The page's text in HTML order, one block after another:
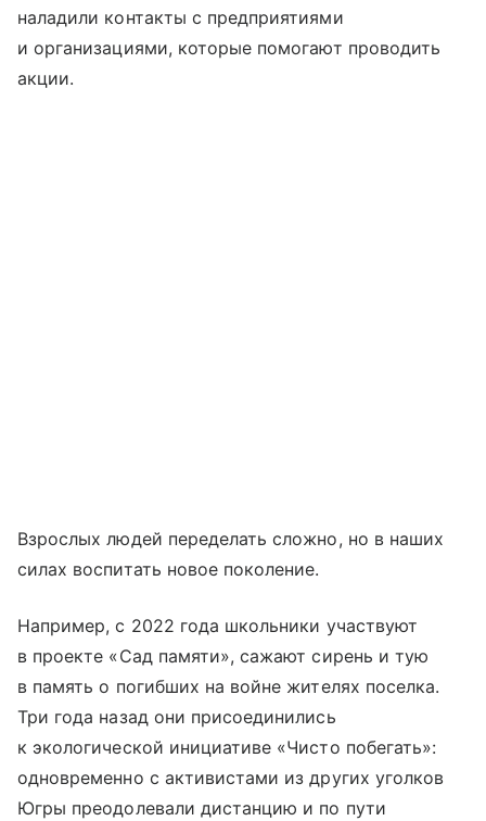
наладили контакты с предприятиями
и организациями, которые помогают проводить
акции.
Взрослых людей переделать сложно, но в наших
силах воспитать новое поколение.
Например, с 2022 года школьники участвуют
в проекте «Сад памяти», сажают сирень и тую
в память о погибших на войне жителях поселка.
Три года назад они присоединились
к экологической инициативе «Чисто побегать»:
одновременно с активистами из других уголков
Югры преодолевали дистанцию и по пути